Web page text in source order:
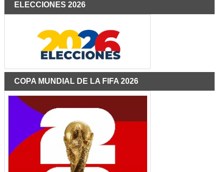
ELECCIONES 2026
COPA MUNDIAL DE LA FIFA 2026